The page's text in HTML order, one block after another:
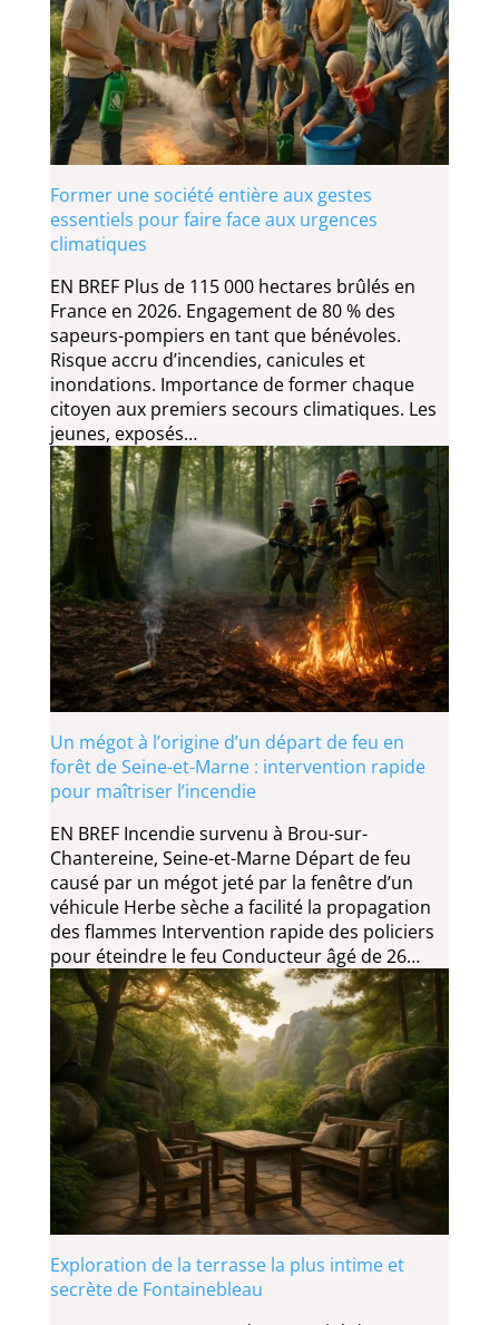
Former une société entière aux gestes
essentiels pour faire face aux urgences
climatiques
EN BREF Plus de 115 000 hectares brûlés en
France en 2026. Engagement de 80 % des
sapeurs-pompiers en tant que bénévoles.
Risque accru d’incendies, canicules et
inondations. Importance de former chaque
citoyen aux premiers secours climatiques. Les
jeunes, exposés…
Un mégot à l’origine d’un départ de feu en
forêt de Seine-et-Marne : intervention rapide
pour maîtriser l’incendie
EN BREF Incendie survenu à Brou-sur-
Chantereine, Seine-et-Marne Départ de feu
causé par un mégot jeté par la fenêtre d’un
véhicule Herbe sèche a facilité la propagation
des flammes Intervention rapide des policiers
pour éteindre le feu Conducteur âgé de 26…
Exploration de la terrasse la plus intime et
secrète de Fontainebleau